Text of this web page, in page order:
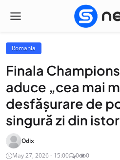
Romania
Finala
aduce „cea mai
desfășurare de
singură zi din
Odix
May 27, 2026 - 15:00
0 0